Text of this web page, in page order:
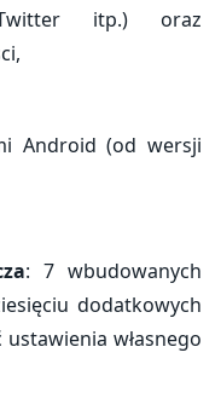
Twitter itp.) oraz
Android (od wersji
: 7 wbudowanych
dodatkowych
własnego